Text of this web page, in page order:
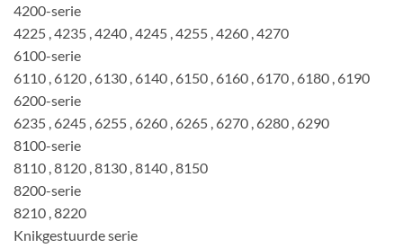
4200-serie
4225 , 4235 , 4240 , 4245 , 4255 , 4260 , 4270
6100-serie
6110 , 6120 , 6130 , 6140 , 6150 , 6160 , 6170 , 6180 , 6190
6200-serie
6235 , 6245 , 6255 , 6260 , 6265 , 6270 , 6280 , 6290
8100-serie
8110 , 8120 , 8130 , 8140 , 8150
8200-serie
8210 , 8220
Knikgestuurde serie